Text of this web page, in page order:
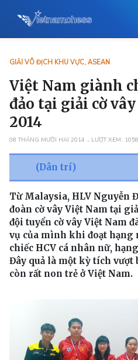
GIẢI VÔ ĐỊCH KHU VỰC, ASEAN
Việt Nam giành
đảo tại giải cờ
2014
08 THÁNG MƯỜI HAI 2014 LƯỢT XEM:
(Dân trí)
Từ Malaysia, HLV Nguyễn
đoàn cờ vây Việt Nam tại
đội tuyển cờ vây Việt Nam
vụ của mình khi đoạt hạng
chiếc HCV cá nhân nữ,
Đây quả là một kỳ tích vượt
còn rất non trẻ ở Việt Nam.